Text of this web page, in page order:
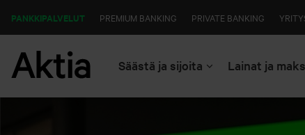
PANKKIPALVELUT PREMIUM BANKING PRIVATE BANKING
Säästä ja sijoita Lainat ja